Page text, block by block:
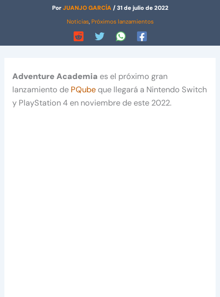
PorJUANJO GARCÍA/31 de julio de 2022
Noticias, Próximos lanzamientos
Adventure Academia es el próximo gran
lanzamiento de PQube que llegará a Nintendo Switch
y PlayStation 4 en noviembre de este 2022.